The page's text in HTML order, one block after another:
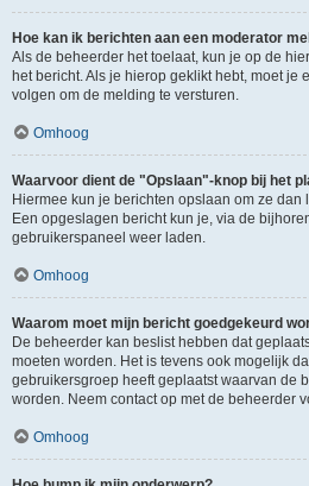
Hoe kan ik berichten aan een moderator
Als de beheerder het toelaat, kun je op de
het bericht. Als je hierop geklikt hebt, moet je
volgen om de melding te versturen.
Omhoog
Waarvoor dient de "Opslaan"-knop bij het
Hiermee kun je berichten opslaan om ze dan
Een opgeslagen bericht kun je, via de
gebruikerspaneel weer laden.
Omhoog
Waarom moet mijn bericht goedgekeurd
De beheerder kan beslist hebben dat
moeten worden. Het is tevens ook mogelijk
gebruikersgroep heeft geplaatst waarvan de
worden. Neem contact op met de beheerder
Omhoog